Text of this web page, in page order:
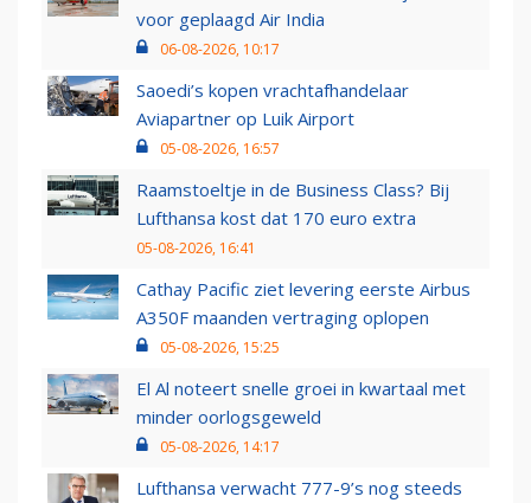
voor geplaagd Air India
06-08-2026, 10:17
Saoedi’s kopen vrachtafhandelaar
Aviapartner op Luik Airport
05-08-2026, 16:57
Raamstoeltje in de Business Class? Bij
Lufthansa kost dat 170 euro extra
05-08-2026, 16:41
Cathay Pacific ziet levering eerste Airbus
A350F maanden vertraging oplopen
05-08-2026, 15:25
El Al noteert snelle groei in kwartaal met
minder oorlogsgeweld
05-08-2026, 14:17
Lufthansa verwacht 777-9’s nog steeds